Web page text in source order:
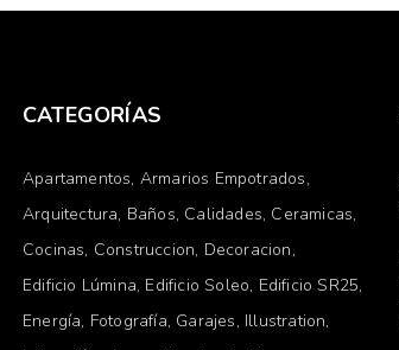
CATEGORÍAS
Apartamentos Armarios Empotrados
Arquitectura Baños Calidades Ceramicas
Cocinas Construccion Decoracion
Edificio Lúmina Edificio Soleo Edificio SR25
Energía Fotografía Garajes Illustration